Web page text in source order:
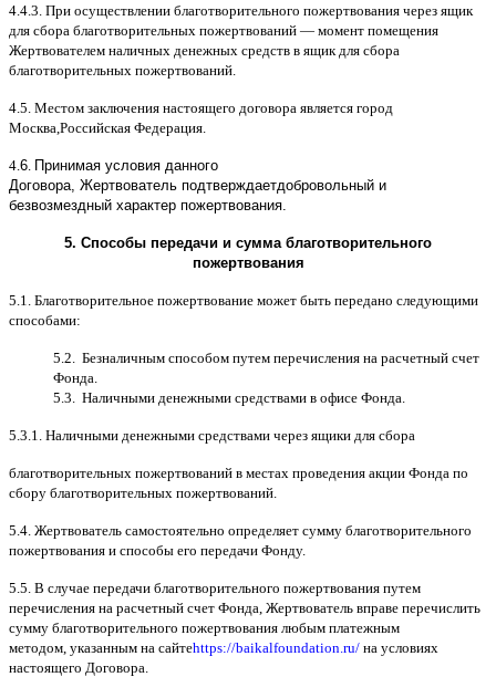
4.4.3. При осуществлении благотворительного пожертвования через ящик
для сбора благотворительных пожертвований — момент помещения
Жертвователем наличных денежных средств в ящик для сбора
благотворительных пожертвований
4.5. Местом заключения настоящего договора является город
Москва Российская Федерация
4. 6 Принимая условия данного
Договора, Жертвователь подтверждаетдобровольный и
безвозмездный характер пожертвования
5. Способы передачи и сумма благотворительного
пожертвования
5.1. Благотворительное пожертвование может быть передано следующими
способами:
5.2. Безналичным способом путем перечисления на расчетный счет
Фонда
5.3. Наличными денежными средствами в офисе Фонда
5.3.1. Наличными денежными средствами через ящики для сбора
благотворительных пожертвований в местах проведения акции Фонда по
сбору благотворительных пожертвований
5.4. Жертвователь самостоятельно определяет сумму благотворительного
пожертвования и способы его передачи Фонду.
5.5. B случае передачи благотворительного пожертвования путем
перечисления на расчетный счет Фонда Жертвователь вправе перечислить
сумму благотворительного пожертвования любым платежным
методом указанным на сайтеhttps://baikalfoundation.ru/ на условиях
настоящего Договора